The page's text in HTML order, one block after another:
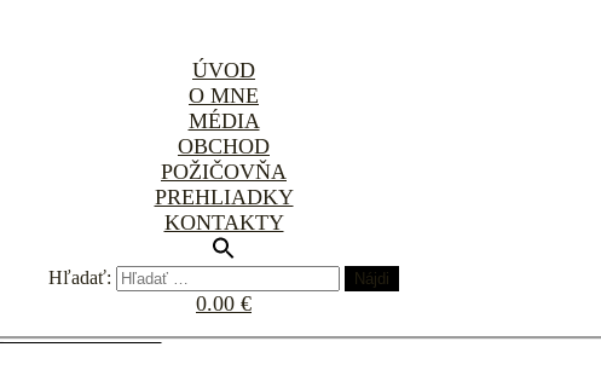
ÚVOD
O MNE
MÉDIA
OBCHOD
POŽIČOVŇA
PREHLIADKY
KONTAKTY
Hľadať:
0.00 €
CROP TOP MIKINA
MIKINA